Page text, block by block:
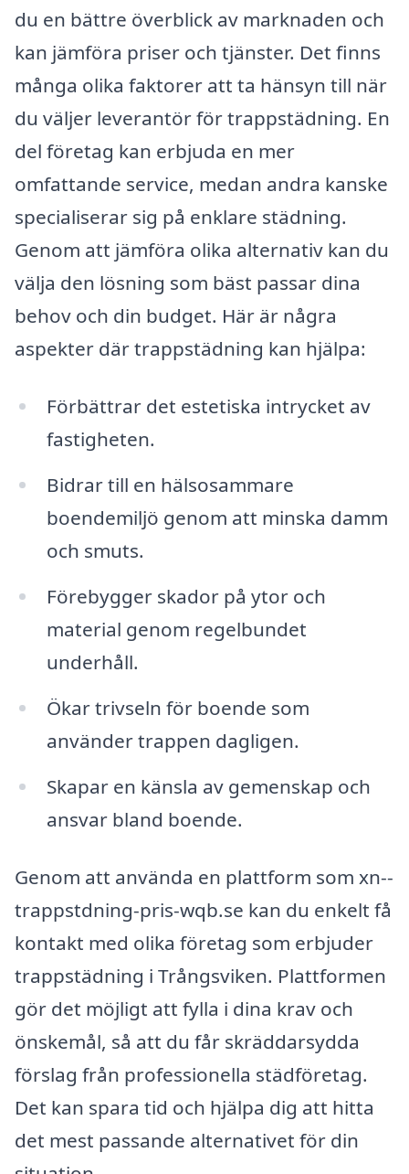
du en bättre överblick av marknaden och
kan jämföra priser och tjänster. Det finns
många olika faktorer att ta hänsyn till när
du väljer leverantör för trappstädning. En
del företag kan erbjuda en mer
omfattande service, medan andra kanske
specialiserar sig på enklare städning.
Genom att jämföra olika alternativ kan du
välja den lösning som bäst passar dina
behov och din budget. Här är några
aspekter där trappstädning kan hjälpa:
Förbättrar det estetiska intrycket av
fastigheten.
Bidrar till en hälsosammare
boendemiljö genom att minska damm
och smuts.
Förebygger skador på ytor och
material genom regelbundet
underhåll.
Ökar trivseln för boende som
använder trappen dagligen.
Skapar en känsla av gemenskap och
ansvar bland boende.
Genom att använda en plattform som xn--
trappstdning-pris-wqb.se kan du enkelt få
kontakt med olika företag som erbjuder
trappstädning i Trångsviken. Plattformen
gör det möjligt att fylla i dina krav och
önskemål, så att du får skräddarsydda
förslag från professionella städföretag.
Det kan spara tid och hjälpa dig att hitta
det mest passande alternativet för din